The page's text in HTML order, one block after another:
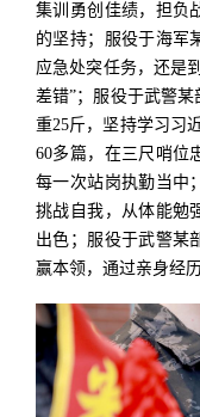
集训勇创佳绩，担负
的坚持；服役于海军
应急处突任务，还是
差错”；服役于武警
重25斤，坚持学习习
60多篇，在三尺哨位
每一次站岗执勤当中
挑战自我，从体能勉
出色；服役于武警某
赢本领，通过亲身经